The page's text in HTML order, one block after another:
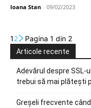
Ioana Stan - 09/02/2023
12 Pagina 1 din 2
Articole recente
Adevărul despre SSL-
trebui să mai plătești
Greșeli frecvente